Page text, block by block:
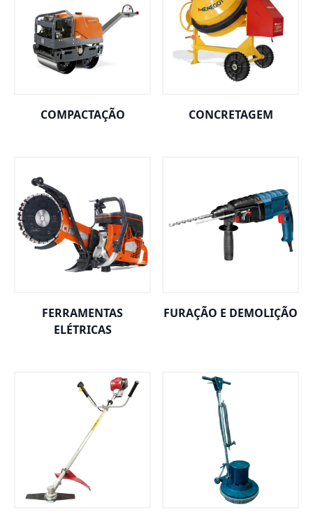
COMPACTAÇÃO CONCRETAGEM
FERRAMENTAS
ELÉTRICAS
FURAÇÃO E DEMOLIÇÃO